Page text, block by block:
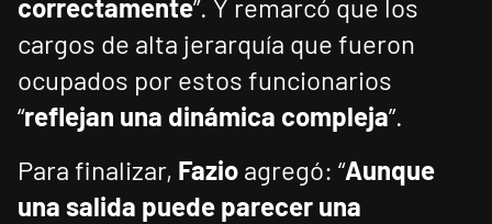
correctamente”. Y remarcó que los
cargos de alta jerarquía que fueron
ocupados por estos funcionarios
“reflejan una dinámica compleja”.
Para finalizar, Fazio agregó: “Aunque
una salida puede parecer una